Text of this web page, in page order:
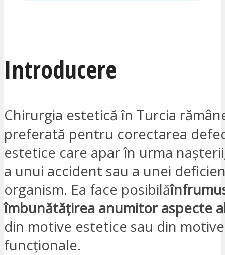
Introducere
Chirurgia estetică în Turcia
preferată pentru corectarea
estetice care apar în urma
a unui accident sau a unei
organism. Ea face posibilă
îmbunătățirea anumitor aspecte
din motive estetice sau din
funcționale.